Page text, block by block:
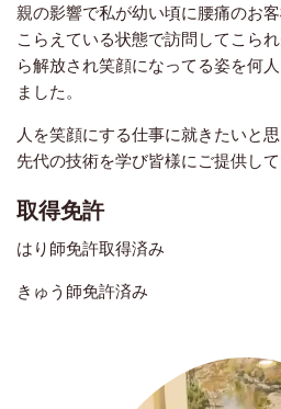
親の影響で私が幼い頃に腰痛のお
こらえている状態で訪問してこら
ら解放され笑顔になってる姿を何
ました。
人を笑顔にする仕事に就きたいと
先代の技術を学び皆様にご提供し
取得免許
はり師免許取得済み
きゅう師免許済み